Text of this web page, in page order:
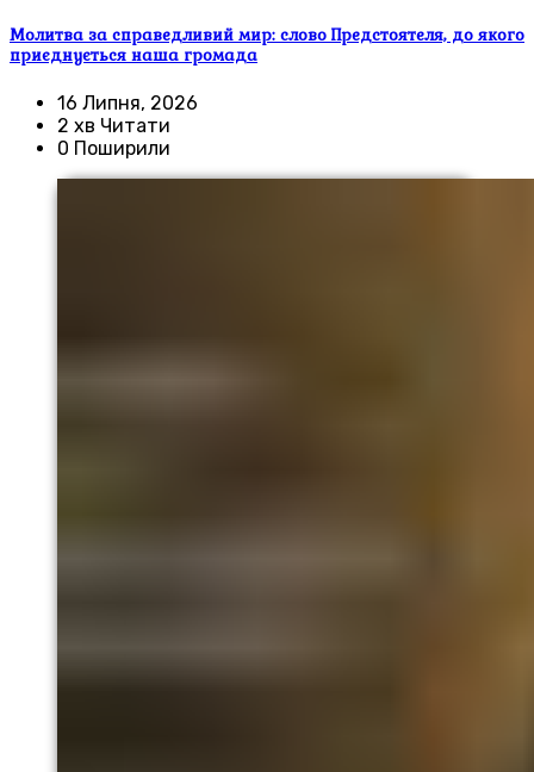
Молитва за справедливий мир: слово Предстоятеля, до якого
приєднується наша громада
16 Липня, 2026
2 хв Читати
0 Поширили